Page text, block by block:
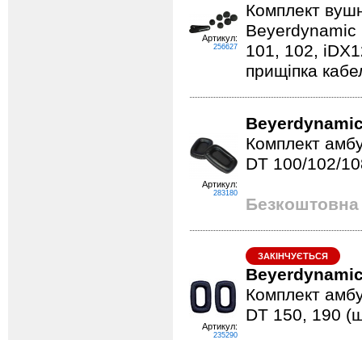
Артикул:
256627
Комплект
101, 102,
прищіпка
Артикул:
283180
Комплект
DT 100/102/
Безкоштовна
Артикул:
235290
ЗАКІНЧУЄТЬСЯ
Комплект
DT 150, 190